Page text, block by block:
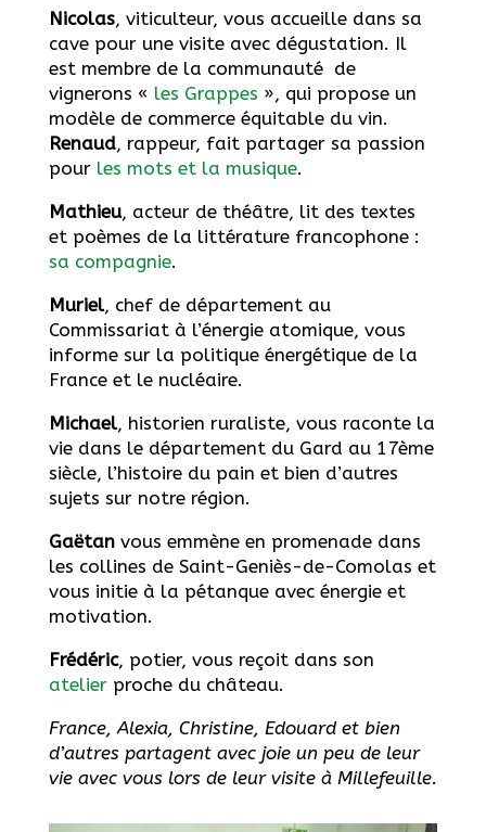
Nicolas, viticulteur, vous accueille dans sa
cave pour une visite avec dégustation. Il
est membre de la communauté de
vignerons « les Grappes », qui propose un
modèle de commerce équitable du vin.
Renaud, rappeur, fait partager sa passion
pour les mots et la musique.
Mathieu, acteur de théâtre, lit des textes
et poèmes de la littérature francophone :
sa compagnie.
Muriel, chef de département au
Commissariat à l’énergie atomique, vous
informe sur la politique énergétique de la
France et le nucléaire.
Michael, historien ruraliste, vous raconte la
vie dans le département du Gard au 17ème
siècle, l’histoire du pain et bien d’autres
sujets sur notre région.
Gaëtanvous emmène en promenade dans
les collines de Saint-Geniès-de-Comolas et
vous initie à la pétanque avec énergie et
motivation.
Frédéric, potier, vous reçoit dans son
atelierproche du château.
France, Alexia, Christine, Edouard et bien
d’autres partagent avec joie un peu de leur
vie avec vous lors de leur visite à Millefeuille.